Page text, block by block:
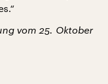
vom 25. Oktober